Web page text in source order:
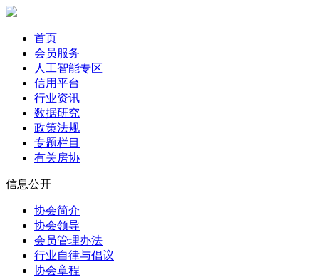
首页
会员服务
人工智能专区
信用平台
行业资讯
数据研究
政策法规
专题栏目
有关房协
信息公开
协会简介
协会领导
会员管理办法
行业自律与倡议
协会章程